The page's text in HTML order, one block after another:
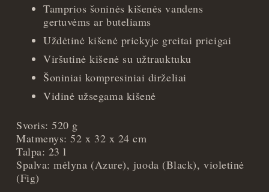
Tamprios šoninės kišenės vandens
gertuvėms ar buteliams
Uždėtinė kišenė priekyje greitai prieigai
Viršutinė kišenė su užtrauktuku
Šoniniai kompresiniai dirželiai
Vidinė užsegama kišenė
Svoris: 520 g
Matmenys: 52 x 32 x 24 cm
Talpa: 23 l
Spalva: mėlyna (Azure), juoda (Black), violetinė
(Fig)